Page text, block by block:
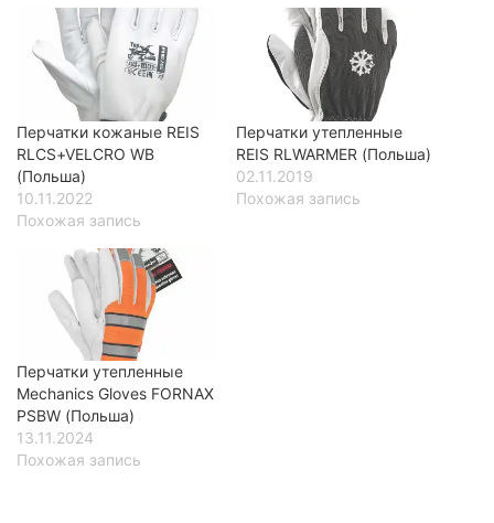
Перчатки кожаные REIS
RLCS+VELCRO WB
(Польша)
10.11.2022
Похожая запись
Перчатки утепленные
REIS RLWARMER (Польша)
02.11.2019
Похожая запись
Перчатки утепленные
Mechanics Gloves FORNAX
PSBW (Польша)
13.11.2024
Похожая запись